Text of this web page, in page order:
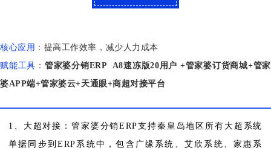
核心应用 ：提高工作效率，减少人力成本
赋能工具 ： 管家婆分销ERP A8速冻版20用户 +管家婆订货商城+管家
婆APP端+管家婆云+天通眼+商超对接平台
1、大超对接：管家婆分销ERP支持秦皇岛地区所有大超系统
单据同步到ERP系统中，包含广缘系统、艾欣系统、家惠系